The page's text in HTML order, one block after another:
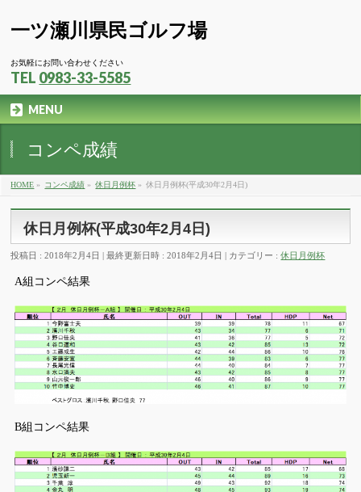
一ツ瀬川県民ゴルフ場
お気軽にお問い合わせください
TEL 0983-33-5585
MENU
コンペ成績
HOME » コンペ成績 » 休日月例杯 » 休日月例杯(平成30年2月4日)
休日月例杯(平成30年2月4日)
投稿日 : 2018年2月4日 最終更新日時 : 2018年2月4日 カテゴリー :休日月例杯
A組コンペ結果
B組コンペ結果